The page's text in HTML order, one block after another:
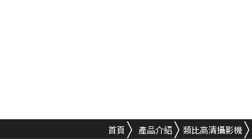
首頁 產品介紹 類比高清攝影機